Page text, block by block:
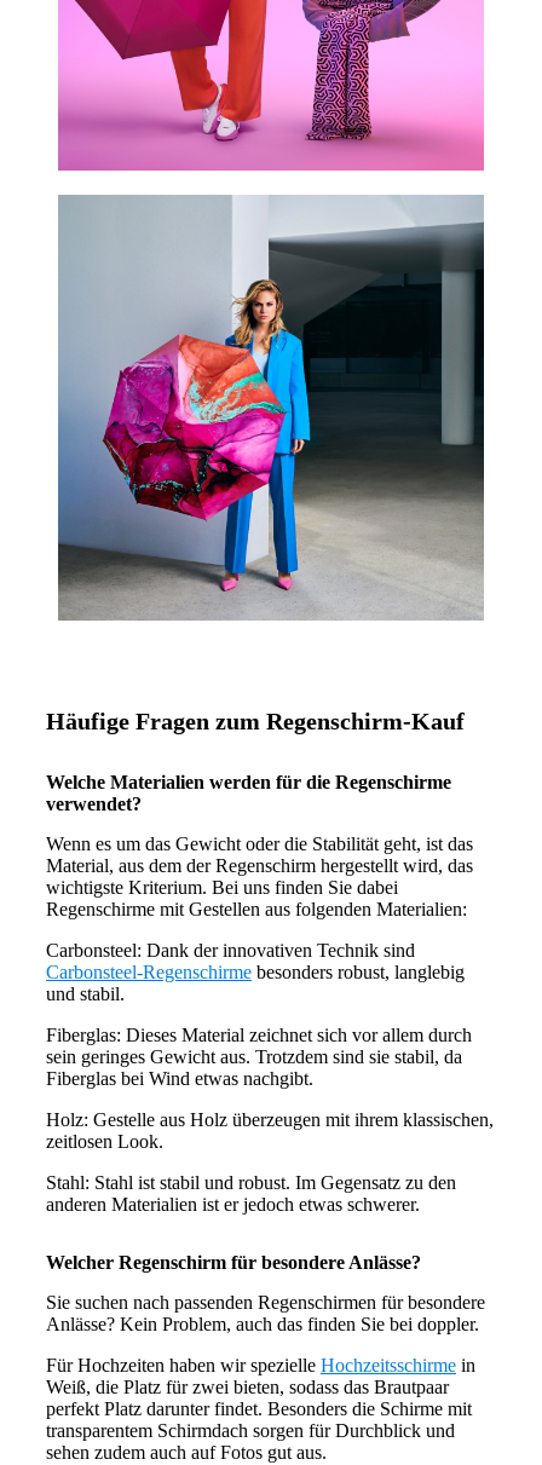
Häufige Fragen zum Regenschirm-Kauf
Welche Materialien werden für die Regenschirme
verwendet?
Wenn es um das Gewicht oder die Stabilität geht, ist das
Material, aus dem der Regenschirm hergestellt wird, das
wichtigste Kriterium. Bei uns finden Sie dabei
Regenschirme mit Gestellen aus folgenden Materialien:
Carbonsteel: Dank der innovativen Technik sind
Carbonsteel-Regenschirme besonders robust, langlebig
und stabil.
Fiberglas: Dieses Material zeichnet sich vor allem durch
sein geringes Gewicht aus. Trotzdem sind sie stabil, da
Fiberglas bei Wind etwas nachgibt.
Holz: Gestelle aus Holz überzeugen mit ihrem klassischen,
zeitlosen Look.
Stahl: Stahl ist stabil und robust. Im Gegensatz zu den
anderen Materialien ist er jedoch etwas schwerer.
Welcher Regenschirm für besondere Anlässe?
Sie suchen nach passenden Regenschirmen für besondere
Anlässe? Kein Problem, auch das finden Sie bei doppler.
Für Hochzeiten haben wir spezielle Hochzeitsschirme in
Weiß, die Platz für zwei bieten, sodass das Brautpaar
perfekt Platz darunter findet. Besonders die Schirme mit
transparentem Schirmdach sorgen für Durchblick und
sehen zudem auch auf Fotos gut aus.